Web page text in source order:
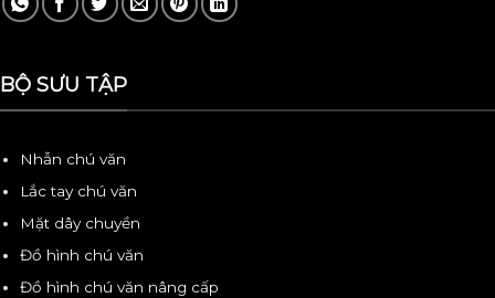
BỘ SƯU TẬP
Nhẫn chú văn
Lắc tay chú văn
Mặt dây chuyền
Đồ hình chú văn
Đồ hình chú văn nâng cấp